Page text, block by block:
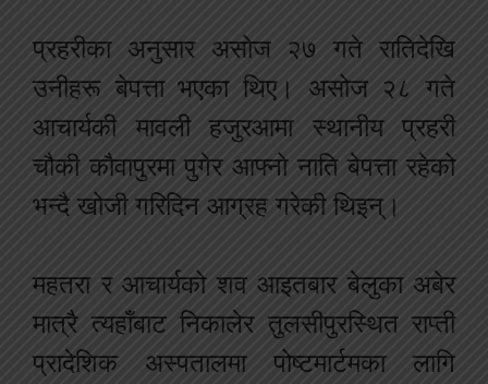
प्रहरीका अनुसार असोज २७ गते रातिदेखि
उनीहरू बेपत्ता भएका थिए। असोज २८ गते
आचार्यकी मावली हजुरआमा स्थानीय प्रहरी
चौकी कौवापुरमा पुगेर आफ्नो नाति बेपत्ता रहेको
भन्दै खोजी गरिदिन आग्रह गरेकी थिइन्।
महतरा र आचार्यको शव आइतबार बेलुका अबेर
मात्रै त्यहाँबाट निकालेर तुलसीपुरस्थित राप्ती
प्रादेशिक अस्पतालमा पोष्टमार्टमका लागि